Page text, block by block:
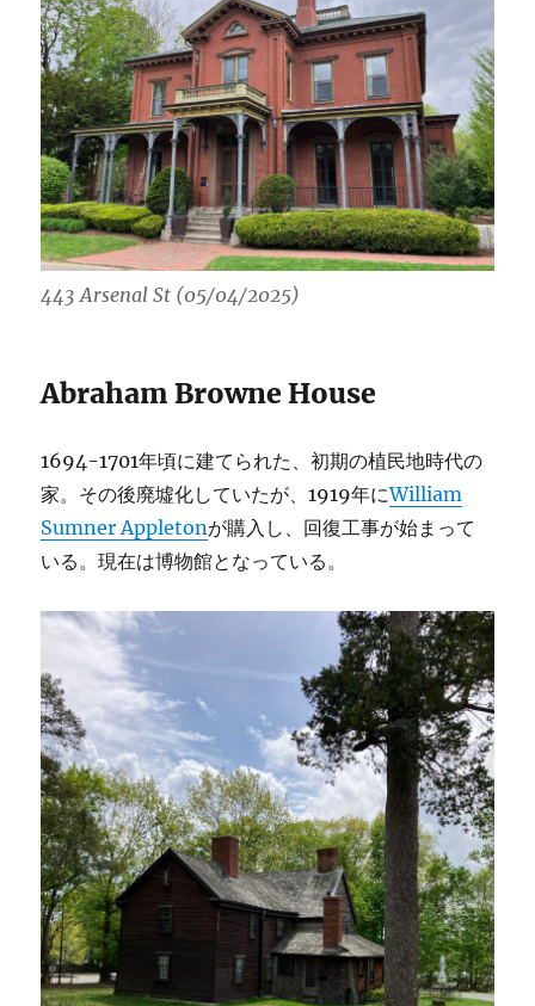
443 Arsenal St (05/04/2025)
Abraham Browne House
1694-1701年頃に建てられた、初期の植民地時代の
家。その後廃墟化していたが、1919年にWilliam
Sumner Appletonが購入し、回復工事が始まって
いる。現在は博物館となっている。